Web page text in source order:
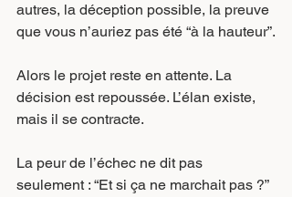
autres, la déception possible, la preuve
que vous n’auriez pas été “à la hauteur”.
Alors le projet reste en attente. La
décision est repoussée. L’élan existe,
mais il se contracte.
La peur de l’échec ne dit pas
seulement : “Et si ça ne marchait pas ?”